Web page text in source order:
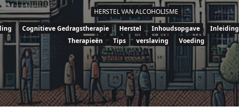
HERSTEL VAN ALCOHOLISME
Cognitieve Gedragstherapie Herstel Inhoudsopgave Inleiding
Therapieën
Tips verslaving Voeding